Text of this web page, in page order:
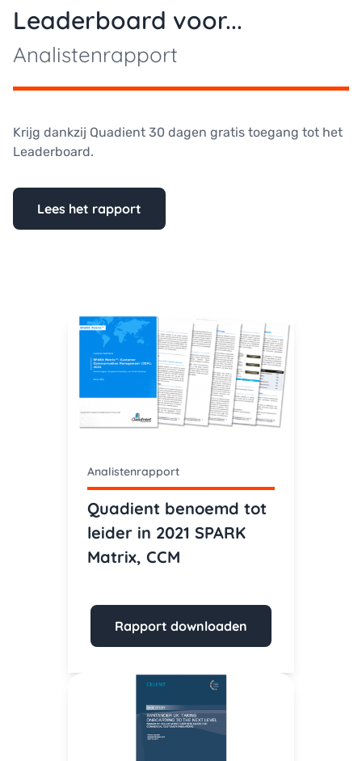
Leaderboard voor...
Analistenrapport
Krijg dankzij Quadient 30 dagen gratis toegang tot het
Leaderboard.
Lees het rapport
Analistenrapport
Quadient benoemd tot
leider in 2021 SPARK
Matrix, CCM
Rapport downloaden